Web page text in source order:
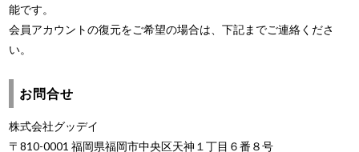
能です。
会員アカウントの復元をご希望の場合は、下記までご連絡くださ
い。
お問合せ
株式会社グッデイ
〒810-0001 福岡県福岡市中央区天神１丁目６番８号